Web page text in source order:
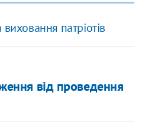
патріотів
від проведення